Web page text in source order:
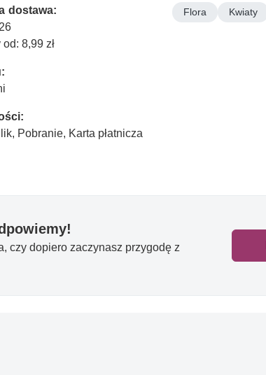
dostawa:
8,99 zł
Pobranie, Karta płatnicza
Flora Kwiaty
czy dopiero zaczynasz przygodę z